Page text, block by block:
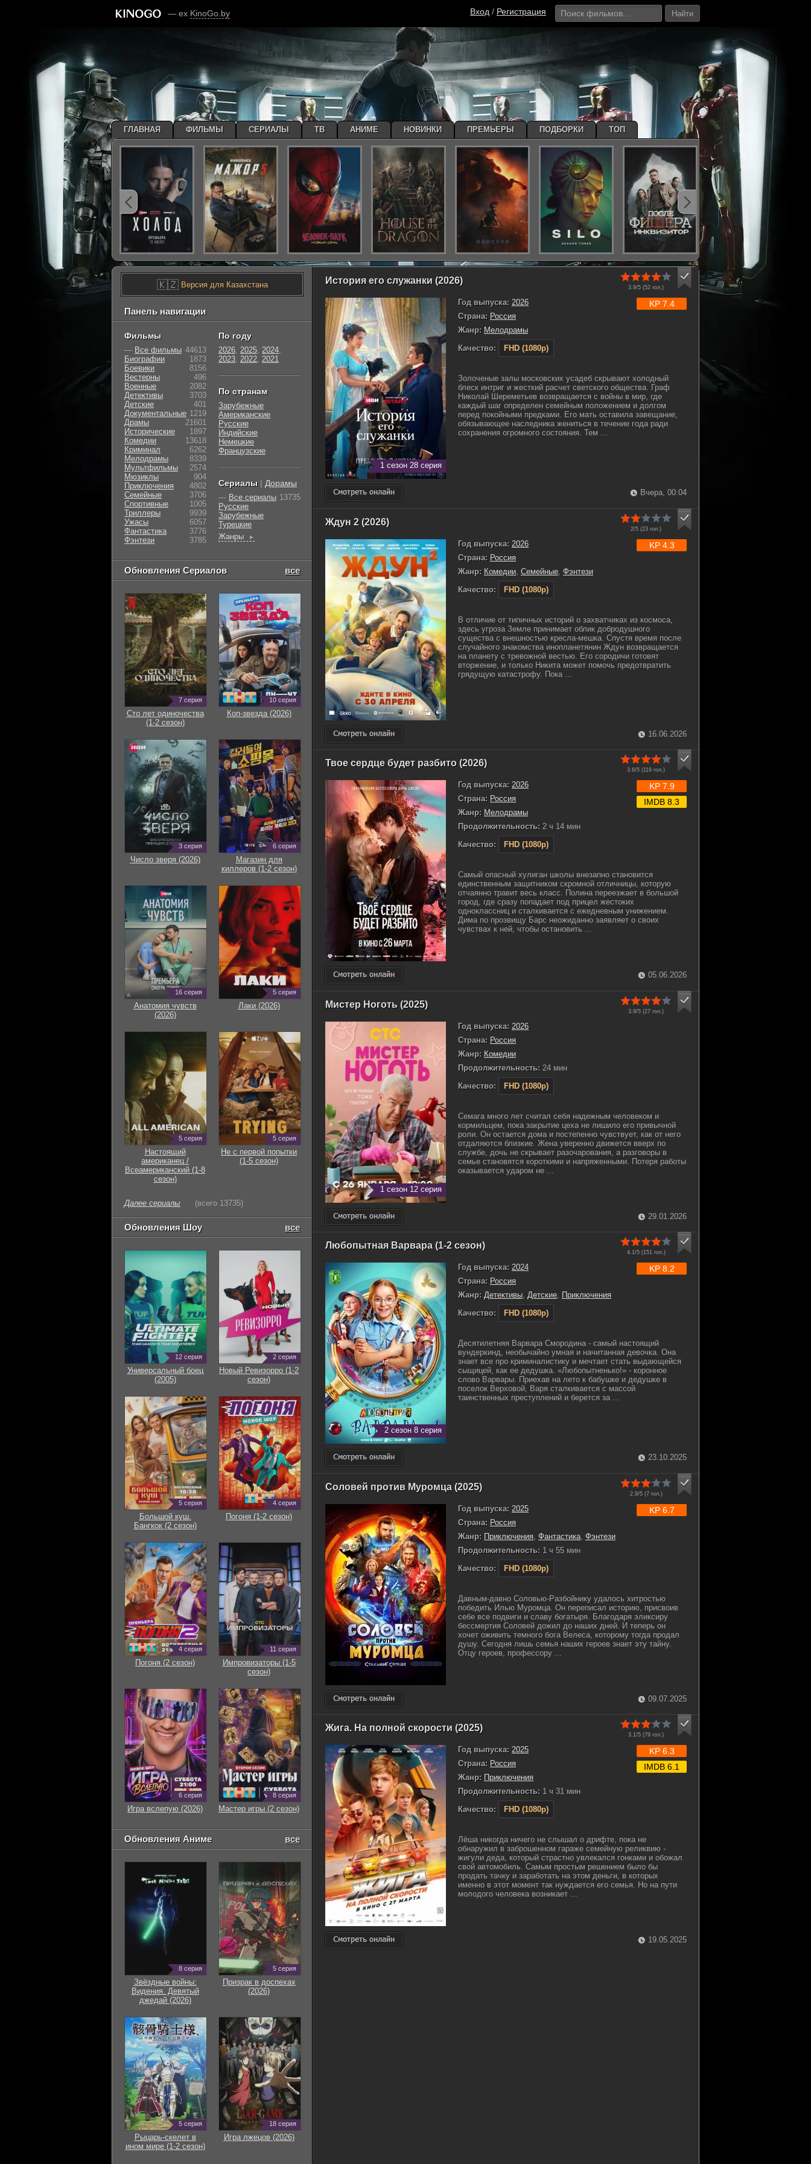
— ex KinoGo.by Вход / Регистрация Найти
История его служанки (2026)
3.9/5 (52 гол.)
1 сезон 28 серия
Год выпуска: 2026
Страна: Россия
Жанр: Мелодрамы
Качество:
FHD (1080p)
KP 7.4
Золоченые залы московских усадеб скрывают холодный
блеск интриг и жесткий расчет светского общества. Граф
Николай Шереметьев возвращается с войны в мир, где
каждый шаг определен семейным положением и долгом
перед покойными предками. Его мать оставила завещание,
обязывающее наследника жениться в течение года ради
сохранения огромного состояния. Тем ...
Вчера, 00:04
Ждун 2 (2026)
2/5 (23 гол.)
Год выпуска: 2026
Страна: Россия
Жанр: Комедии Семейные Фэнтези
Качество:
FHD (1080p)
KP 4.3
В отличие от типичных историй о захватчиках из космоса,
здесь угроза Земле принимает облик добродушного
существа с внешностью кресла-мешка. Спустя время после
случайного знакомства инопланетянин Ждун возвращается
на планету с тревожной вестью. Его сородичи готовят
вторжение, и только Никита может помочь предотвратить
грядущую катастрофу. Пока ...
16.06.2026
Твое сердце будет разбито (2026)
3.6/5 (119 гол.)
Год выпуска: 2026
Страна: Россия
Жанр: Мелодрамы
Продолжительность: 2 ч 14 мин
Качество:
FHD (1080p)
KP 7.9
IMDB 8.3
Самый опасный хулиган школы внезапно становится
единственным защитником скромной отличницы, которую
отчаянно травит весь класс. Полина переезжает в большой
город, где сразу попадает под прицел жестоких
одноклассниц и сталкивается с ежедневным унижением.
Дима по прозвищу Барс неожиданно заявляет о своих
чувствах к ней, чтобы остановить ...
05.06.2026
Мистер Ноготь (2025)
3.9/5 (27 гол.)
1 сезон 12 серия
Год выпуска: 2026
Страна: Россия
Жанр: Комедии
Продолжительность: 24 мин
Качество:
FHD (1080p)
Семага много лет считал себя надежным человеком и
кормильцем, пока закрытие цеха не лишило его привычной
роли. Он остается дома и постепенно чувствует, как от него
отдаляются близкие. Жена уверенно движется вверх по
службе, дочь не скрывает разочарования, а разговоры в
семье становятся короткими и напряженными. Потеря работы
оказывается ударом не ...
29.01.2026
Любопытная Варвара (1-2 сезон)
4.1/5 (151гол.)
2 сезон 8 серия
Год выпуска: 2024
Страна: Россия
Жанр: Детективы, Детские, Приключения
Качество:
FHD (1080p)
KP 8.2
Десятилетняя Варвара Смородина - самый настоящий
вундеркинд, необычайно умная и начитанная девочка. Она
знает все про криминалистику и мечтает стать выдающейся
сыщицей, как ее дедушка. «Любопытненько!» - коронное
слово Варвары. Приехав на лето к бабушке и дедушке в
поселок Верховой, Варя сталкивается с массой
таинственных преступлений и берется за ...
23.10.2025
Соловей против Муромца (2025)
2.9/5 (7гол.)
Год выпуска: 2025
Страна: Россия
Жанр: Приключения Фантастика Фэнтези
Продолжительность: 1 ч 55 мин
Качество:
FHD (1080p)
KP 6.7
Давным-давно Соловью-Разбойнику удалось хитростью
победить Илью Муромца. Он переписал историю, присвоив
себе все подвиги и славу богатыря. Благодаря эликсиру
бессмертия Соловей дожил до наших дней. И теперь он
хочет оживить темного бога Велеса, которому тогда продал
душу. Сегодня лишь семья наших героев знает эту тайну.
Отцу героев, профессору ...
09.07.2025
Жига. На полной скорости (2025)
3.1/5 (79 гол.)
Год выпуска: 2025
Страна: Россия
Жанр: Приключения
Продолжительность: 1 ч 31 мин
Качество:
FHD (1080p)
KP 6.3
IMDB 6.1
Лёша никогда ничего не слышал о дрифте, пока не
обнаружил в заброшенном гараже семейную реликвию -
жигули деда, который страстно увлекался гонками и обожал
свой автомобиль. Самым простым решением было бы
продать тачку и заработать на этом деньги, в которых
именно в этот момент так нуждается его семья. Но на пути
молодого человека возникает ...
19.05.2025
🇰🇿Версия для Казахстана
Панель навигации
Фильмы
— Все фильмы 44613
Биографии
1873
Боевики
8156
Вестерны
496
Военные
2082
Детективы
3703
Детские
401
Документальные 1219
Драмы
21601
Исторические
1897
Комедии
13618
Криминал
6262
Мелодрамы
8339
Мультфильмы
2574
Мюзиклы
904
Приключения
4802
Семейные
3706
Cпортивные
1005
Триллеры
9939
Ужасы
6057
Фантастика
3776
Фэнтези
3785
По году
2026, 2025, 2024,
2023, 2022, 2021
По странам
Зарубежные
Американские
Русские
Индийские
Немецкие
Французские
Сериалы | Дорамы
— Все сериалы 13735
Русские
Зарубежные
Турецкие
Жанры
►
Обновления Сериалов все
7 серия
Сто лет одиночества
(1-2 сезон)
10 серия
Коп-звезда (2026)
3 серия
Число зверя (2026)
6 серия
Магазин для
киллеров (1-2 сезон)
16 серия
Анатомия чувств
(2026)
5 серия
Лаки (2026)
5 серия
Настоящий
американец /
Всеамериканский (1-8
сезон)
5 серия
Не с первой попытки
(1-5 сезон)
Далее сериалы (всего 13735)
Обновления Шоу все
12 серия
Универсальный боец
(2005)
2 серия
Новый Ревизорро (1-2
сезон)
5 серия
Большой куш.
Бангкок (2 сезон)
4 серия
Погоня (1-2 сезон)
4 серия
Погоня (2 сезон)
11 серия
Импровизаторы (1-5
сезон)
6 серия
Игра вслепую (2026)
8 серия
Мастер игры (2 сезон)
Обновления Аниме все
8 серия
Звёздные войны:
Видения. Девятый
джедай (2026)
5 серия
Призрак в доспехах
(2026)
5 серия
Рыцарь-скелет в
ином мире (1-2 сезон)
18 серия
Игра лжецов (2026)
ГЛАВНАЯ ФИЛЬМЫ СЕРИАЛЫ ТВ АНИМЕ НОВИНКИ ПРЕМЬЕРЫ ПОДБОРКИ ТОП